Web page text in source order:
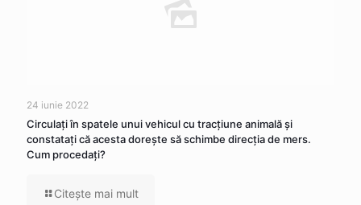
24 iunie 2022
Circulaţi în spatele unui vehicul cu tracţiune animală şi
constataţi că acesta doreşte să schimbe direcţia de mers.
Cum procedaţi?
Citeşte mai mult